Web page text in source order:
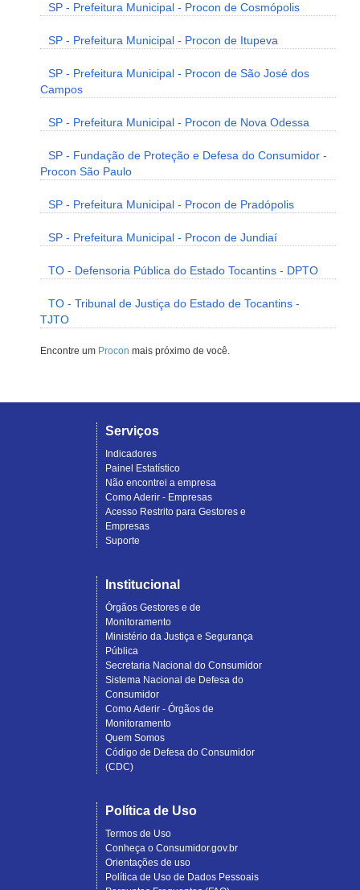
SP - Prefeitura Municipal - Procon de Cosmópolis
SP - Prefeitura Municipal - Procon de Itupeva
SP - Prefeitura Municipal - Procon de São José dos
Campos
SP - Prefeitura Municipal - Procon de Nova Odessa
SP - Fundação de Proteção e Defesa do Consumidor -
Procon São Paulo
SP - Prefeitura Municipal - Procon de Pradópolis
SP - Prefeitura Municipal - Procon de Jundiaí
TO - Defensoria Pública do Estado Tocantins - DPTO
TO - Tribunal de Justiça do Estado de Tocantins -
TJTO
Encontre um Procon mais próximo de você.
Serviços
Indicadores
Painel Estatístico
Não encontrei a empresa
Como Aderir - Empresas
Acesso Restrito para Gestores e
Empresas
Suporte
Institucional
Órgãos Gestores e de
Monitoramento
Ministério da Justiça e Segurança
Pública
Secretaria Nacional do Consumidor
Sistema Nacional de Defesa do
Consumidor
Como Aderir - Órgãos de
Monitoramento
Quem Somos
Código de Defesa do Consumidor
(CDC)
Política de Uso
Termos de Uso
Conheça o Consumidor.gov.br
Orientações de uso
Política de Uso de Dados Pessoais